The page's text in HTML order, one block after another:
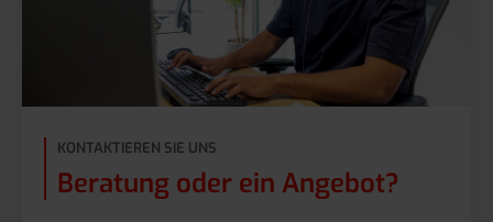
KONTAKTIEREN SIE UNS
Beratung oder ein Angebot?